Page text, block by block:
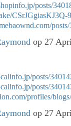
posts/
CSrJGgiasKJ3Q-
op 27
posts/
posts/
profiles/
op 27